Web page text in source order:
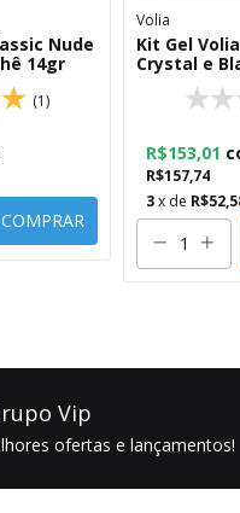
Nude
14gr
(1)
COMPRAR
Volia
Kit Gel
Crystal e
R$157,74
R$153,01
3x de
Vip
ofertas e lançamentos!